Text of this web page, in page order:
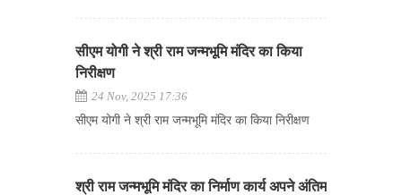
सीएम योगी ने श्री राम जन्मभूमि मंदिर का किया
निरीक्षण
24 Nov, 2025 17:36
सीएम योगी ने श्री राम जन्मभूमि मंदिर का किया निरीक्षण
श्री राम जन्मभूमि मंदिर का निर्माण कार्य अपने अंतिम